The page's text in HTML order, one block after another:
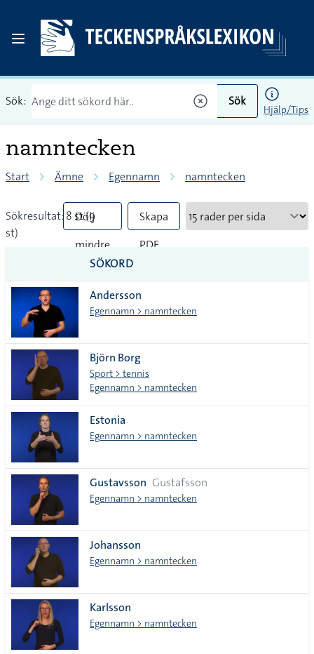
Sök: Sök
Hjälp/Tips
namntecken
Start Ämne Egennamn namntecken
Sökresultat: 8 st (9
st)
Dölj
mindre
tecken
Skapa
PDF
SÖKORD
Andersson
Egennamn > namntecken
Björn Borg
Sport > tennis
Egennamn > namntecken
Estonia
Egennamn > namntecken
Gustavsson Gustafsson
Egennamn > namntecken
Johansson
Egennamn > namntecken
Karlsson
Egennamn > namntecken